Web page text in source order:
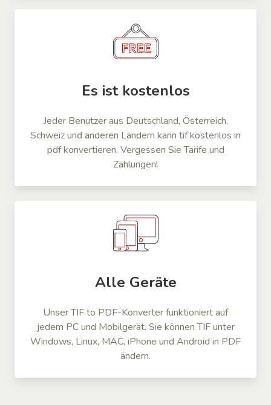
Es ist kostenlos
Jeder Benutzer aus Deutschland, Österreich,
Schweiz und anderen Ländern kann tif kostenlos in
pdf konvertieren. Vergessen Sie Tarife und
Zahlungen!
Alle Geräte
Unser TIF to PDF-Konverter funktioniert auf
jedem PC und Mobilgerät. Sie können TIF unter
Windows, Linux, MAC, iPhone und Android in PDF
ändern.